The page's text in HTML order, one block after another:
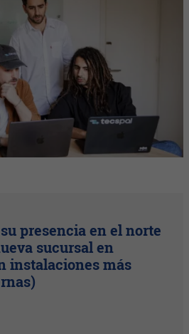
presencia en el norte
sucursal en
instalaciones más